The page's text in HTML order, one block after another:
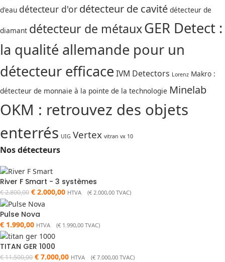
d'eau détecteur d'or détecteur de cavité détecteur de
diamant détecteur de métauxGER Detect :
la qualité allemande pour un
détecteur efficace IVM Detectors Lorenz Makro :
détecteur de monnaie à la pointe de la technologie Minelab
OKM : retrouvez des objets
enterrés UIG Vertex vitran vx 10
Nos détecteurs
River F Smart - 3 systèmes
€2.800,00 € 2.000,00 HTVA (€ 2.000,00 TVAC)
Pulse Nova
€ 1.990,00 HTVA (€ 1.990,00 TVAC)
TITAN GER 1000
€11.500,00 € 7.000,00 HTVA (€ 7.000,00 TVAC)